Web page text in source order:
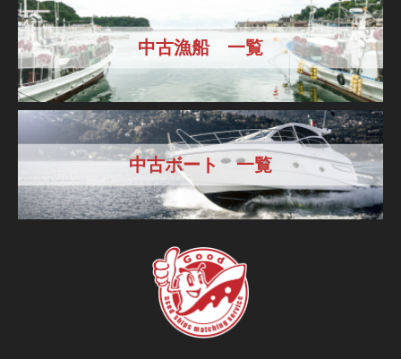
中古漁船 一覧
中古ボート 一覧